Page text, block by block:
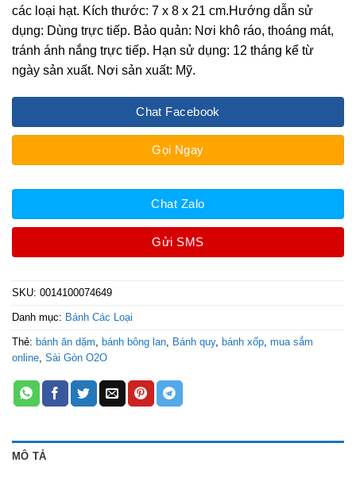
các loại hạt. Kích thước: 7 x 8 x 21 cm.Hướng dẫn sử
dụng: Dùng trực tiếp. Bảo quản: Nơi khô ráo, thoáng mát,
tránh ánh nắng trực tiếp. Hạn sử dụng: 12 tháng kể từ
ngày sản xuất. Nơi sản xuất: Mỹ.
Chat Facebook
Gọi Ngay
Chat Zalo
Gửi SMS
SKU: 0014100074649
Danh mục: Bánh Các Loại
Thẻ: bánh ăn dặm, bánh bông lan, Bánh quy, bánh xốp, mua sắm
online, Sài Gòn O2O
MÔ TẢ